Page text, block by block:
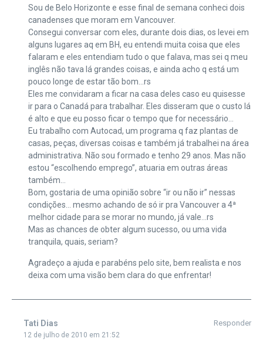
Sou de Belo Horizonte e esse final de semana conheci dois
canadenses que moram em Vancouver.
Consegui conversar com eles, durante dois dias, os levei em
alguns lugares aq em BH, eu entendi muita coisa que eles
falaram e eles entendiam tudo o que falava, mas sei q meu
inglês não tava lá grandes coisas, e ainda acho q está um
pouco longe de estar tão bom…rs
Eles me convidaram a ficar na casa deles caso eu quisesse
ir para o Canadá para trabalhar. Eles disseram que o custo lá
é alto e que eu posso ficar o tempo que for necessário…
Eu trabalho com Autocad, um programa q faz plantas de
casas, peças, diversas coisas e também já trabalhei na área
administrativa. Não sou formado e tenho 29 anos. Mas não
estou “escolhendo emprego”, atuaria em outras áreas
também…
Bom, gostaria de uma opinião sobre “ir ou não ir” nessas
condições… mesmo achando de só ir pra Vancouver a 4ª
melhor cidade para se morar no mundo, já vale…rs
Mas as chances de obter algum sucesso, ou uma vida
tranquila, quais, seriam?
Agradeço a ajuda e parabéns pelo site, bem realista e nos
deixa com uma visão bem clara do que enfrentar!
Tati Dias
12 de julho de 2010 em 21:52
Responder